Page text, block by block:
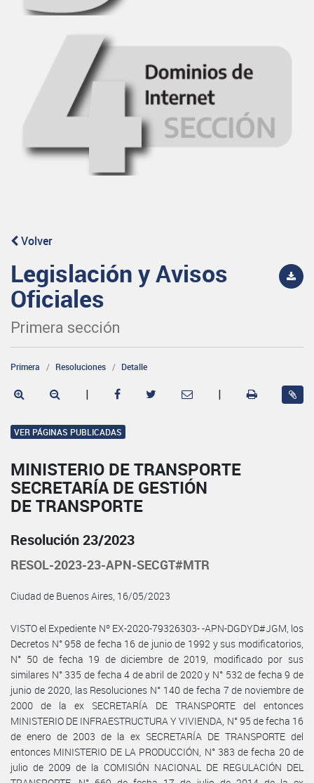
Volver
Legislación y Avisos
Oficiales
Primera sección
Primera Resoluciones Detalle
| |
VER PÁGINAS PUBLICADAS
MINISTERIO DE TRANSPORTE
SECRETARÍA DE GESTIÓN
DE TRANSPORTE
Resolución 23/2023
RESOL-2023-23-APN-SECGT#MTR
Ciudad de Buenos Aires, 16/05/2023
VISTO el Expediente Nº EX-2020-79326303- -APN-DGDYD#JGM, los
Decretos N° 958 de fecha 16 de junio de 1992 y sus modificatorios,
N° 50 de fecha 19 de diciembre de 2019, modificado por sus
similares N° 335 de fecha 4 de abril de 2020 y N° 532 de fecha 9 de
junio de 2020, las Resoluciones N° 140 de fecha 7 de noviembre de
2000 de la ex SECRETARÍA DE TRANSPORTE del entonces
MINISTERIO DE INFRAESTRUCTURA Y VIVIENDA, N° 95 de fecha 16
de enero de 2003 de la ex SECRETARÍA DE TRANSPORTE del
entonces MINISTERIO DE LA PRODUCCIÓN, N° 383 de fecha 20 de
julio de 2009 de la COMISIÓN NACIONAL DE REGULACIÓN DEL